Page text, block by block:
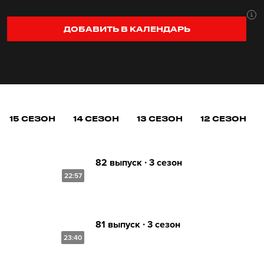
ДОБАВИТЬ В КАЛЕНДАРЬ
15 СЕЗОН 14 СЕЗОН 13 СЕЗОН 12 СЕЗОН
22:57
82 выпуск ∙ 3 сезон
23:40
81 выпуск ∙ 3 сезон